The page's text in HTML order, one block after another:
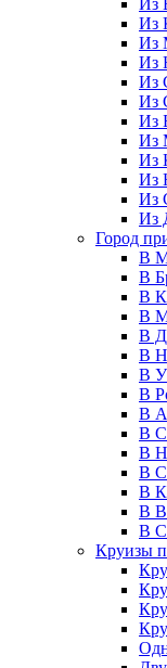
Из
Из
Из
Из
Из
Из
Из
Из
Из
Из
Из
Из
Город
В
В
В
В
В
В
В
В
В
В
В
В
В
В
В
Круизы